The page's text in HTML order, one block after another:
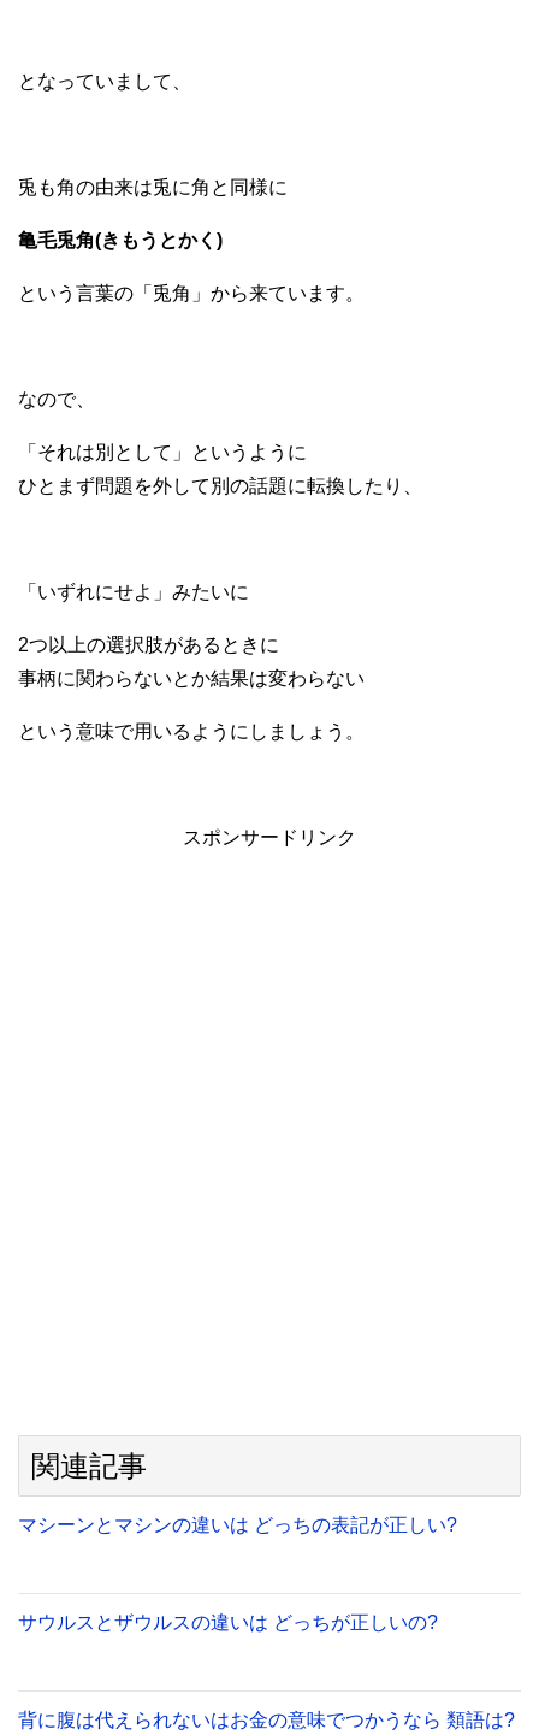
となっていまして、
兎も角の由来は兎に角と同様に
亀毛兎角(きもうとかく)
という言葉の「兎角」から来ています。
なので、
「それは別として」というように
ひとまず問題を外して別の話題に転換したり、
「いずれにせよ」みたいに
2つ以上の選択肢があるときに
事柄に関わらないとか結果は変わらない
という意味で用いるようにしましょう。
スポンサードリンク
関連記事
マシーンとマシンの違いは どっちの表記が正しい?
サウルスとザウルスの違いは どっちが正しいの?
背に腹は代えられないはお金の意味でつかうなら 類語は?